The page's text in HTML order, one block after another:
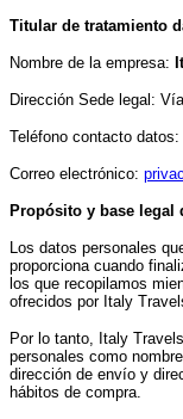
Titular de tratamiento
Nombre de la empresa:
Dirección Sede legal:
Teléfono contacto
Correo electrónico:
Propósito y base legal
Los datos personales
proporciona cuando
los que recopilamos
ofrecidos por Italy
Por lo tanto, Italy
personales como
dirección de envío y
hábitos de compra.